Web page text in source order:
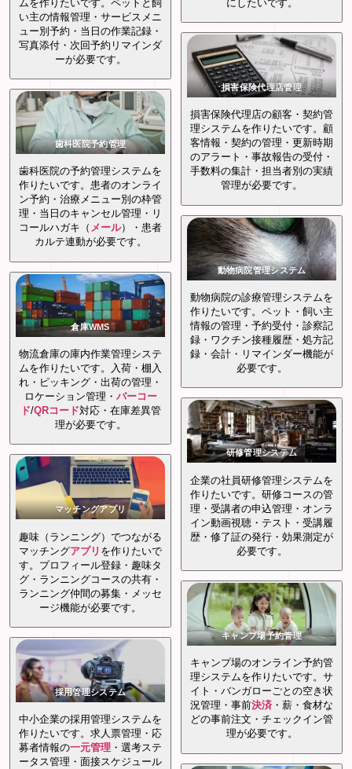
ムを作りたいです。ペットと飼
い主の情報管理・サービスメニ
ュー別予約・当日の作業記録・
写真添付・次回予約リマインダ
ーが必要です。
歯科医院予約管理
歯科医院の予約管理システムを
作りたいです。患者のオンライ
ン予約・治療メニュー別の枠管
理・当日のキャンセル管理・リ
コールハガキ（ メール）・患者
カルテ連動が必要です。
倉庫WMS
物流倉庫の庫内作業管理システ
ムを作りたいです。入荷・棚入
れ・ピッキング・出荷の管理・
ロケーション管理・ バーコー
ド/QRコード対応・在庫差異管
理が必要です。
マッチングアプリ
趣味（ランニング）でつながる
マッチングアプリ を作りたいで
す。プロフィール登録・趣味タ
グ・ランニングコースの共有・
ランニング仲間の募集・メッセ
ージ機能が必要です。
採用管理システム
中小企業の採用管理システムを
作りたいです。求人票管理・応
募者情報の一元管理 ・選考ステ
ータス管理・面接スケジュール
にしたいです。
損害保険代理店管理
損害保険代理店の顧客・契約管
理システムを作りたいです。顧
客情報・契約の管理・更新時期
のアラート・事故報告の受付・
手数料の集計・担当者別の実績
管理が必要です。
動物病院管理システム
動物病院の診療管理システムを
作りたいです。ペット・飼い主
情報の管理・予約受付・診察記
録・ワクチン接種履歴・処方記
録・会計・リマインダー機能が
必要です。
研修管理システム
企業の社員研修管理システムを
作りたいです。研修コースの管
理・受講者の申込管理・オンラ
イン動画視聴・テスト・受講履
歴・修了証の発行・効果測定が
必要です。
キャンプ場予約管理
キャンプ場のオンライン予約管
理システムを作りたいです。サ
イト・バンガローごとの空き状
況管理・事前決済 ・薪・食材な
どの事前注文・チェックイン管
理が必要です。